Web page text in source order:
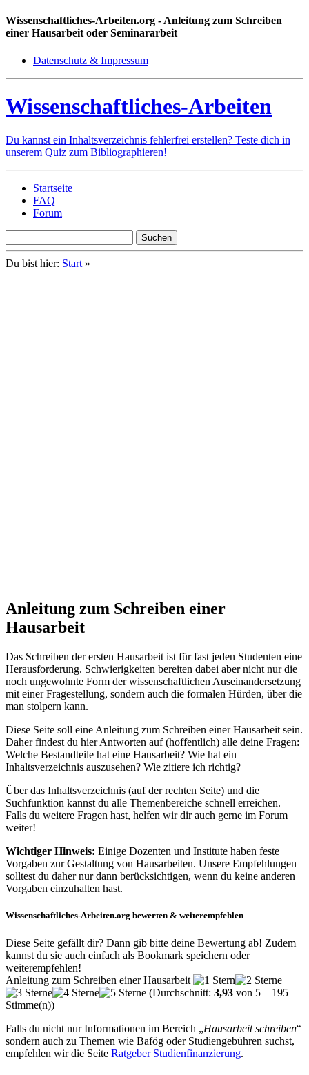
Wissenschaftliches-Arbeiten.org - Anleitung zum Schreiben
einer Hausarbeit oder Seminararbeit
Datenschutz & Impressum
Wissenschaftliches-Arbeiten
Du kannst ein Inhaltsverzeichnis fehlerfrei erstellen? Teste dich in
unserem Quiz zum Bibliographieren!
Startseite
FAQ
Forum
Du bist hier: Start»
Anleitung zum Schreiben einer
Hausarbeit
Das Schreiben der ersten Hausarbeit ist für fast jeden Studenten eine
Herausforderung. Schwierigkeiten bereiten dabei aber nicht nur die
noch ungewohnte Form der wissenschaftlichen Auseinandersetzung
mit einer Fragestellung, sondern auch die formalen Hürden, über die
man stolpern kann.
Diese Seite soll eine Anleitung zum Schreiben einer Hausarbeit sein.
Daher findest du hier Antworten auf (hoffentlich) alle deine Fragen:
Welche Bestandteile hat eine Hausarbeit? Wie hat ein
Inhaltsverzeichnis auszusehen? Wie zitiere ich richtig?
Über das Inhaltsverzeichnis (auf der rechten Seite) und die
Suchfunktion kannst du alle Themenbereiche schnell erreichen.
Falls du weitere Fragen hast, helfen wir dir auch gerne im Forum
weiter!
Wichtiger Hinweis: Einige Dozenten und Institute haben feste
Vorgaben zur Gestaltung von Hausarbeiten. Unsere Empfehlungen
solltest du daher nur dann berücksichtigen, wenn du keine anderen
Vorgaben einzuhalten hast.
Wissenschaftliches-Arbeiten.org bewerten & weiterempfehlen
Diese Seite gefällt dir? Dann gib bitte deine Bewertung ab! Zudem
kannst du sie auch einfach als Bookmark speichern oder
weiterempfehlen!
Anleitung zum Schreiben einer Hausarbeit
(Durchschnitt: 3,93 von 5 – 195
Stimme(n))
Falls du nicht nur Informationen im Bereich „Hausarbeit schreiben“
sondern auch zu Themen wie Bafög oder Studiengebühren suchst,
empfehlen wir die Seite Ratgeber Studienfinanzierung.